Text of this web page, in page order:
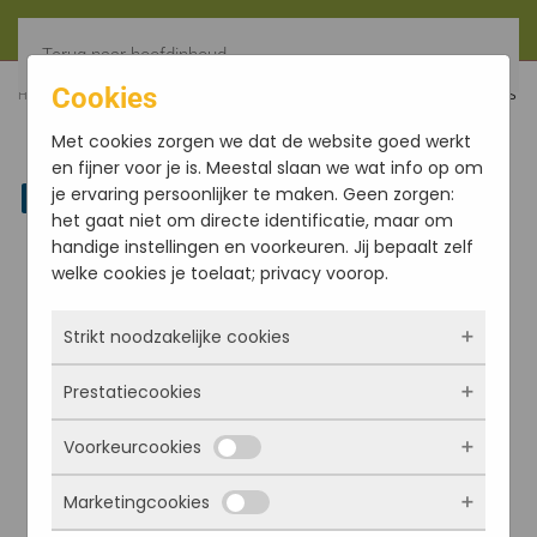
Terug naar hoofdinhoud
HOME FILTER VOORJAARS SJAAL WOL & KATOEN, GRIJS
Linkedin
Cookies
Met cookies zorgen we dat de website goed werkt
en fijner voor je is. Meestal slaan we wat info op om
je ervaring persoonlijker te maken. Geen zorgen:
het gaat niet om directe identificatie, maar om
handige instellingen en voorkeuren. Jij bepaalt zelf
welke cookies je toelaat; privacy voorop.
Strikt noodzakelijke cookies
Deze cookies zorgen ervoor dat de website
überhaupt werkt. Ze zijn dus altijd actief en
kunnen niet worden uitgezet. Meestal worden
ze alleen geplaatst als jij iets doet, zoals
inloggen, een formulier invullen of je
Prestatiecookies
Met deze cookies zien we hoe vaak onze site
bezocht wordt, waar bezoekers vandaan
komen en welke pagina’s populair zijn. Zo
Voorkeurcookies
Deze cookies onthouden jouw voorkeuren.
Marketingcookies